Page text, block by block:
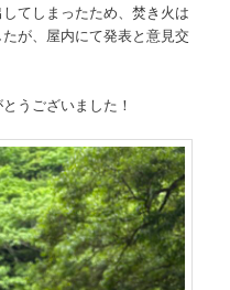
てしまったため、焚き火は
が、屋内にて発表と意見交
うございました！